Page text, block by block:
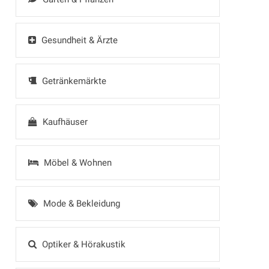
Gesundheit & Ärzte
Getränkemärkte
Kaufhäuser
Möbel & Wohnen
Mode & Bekleidung
Optiker & Hörakustik